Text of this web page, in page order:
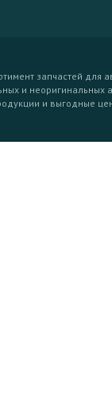
запчастей для
и неоригинальных
и выгодные